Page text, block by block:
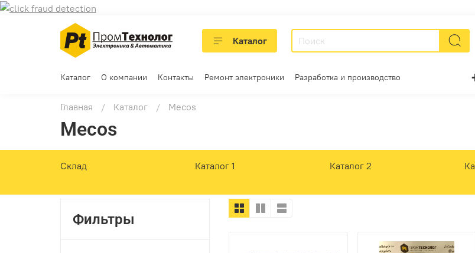
Каталог
Каталог О компании Контакты Ремонт электроники Разработка и производство
Главная Каталог Mecos
Mecos
Склад Каталог 1 Каталог 2
Фильтры